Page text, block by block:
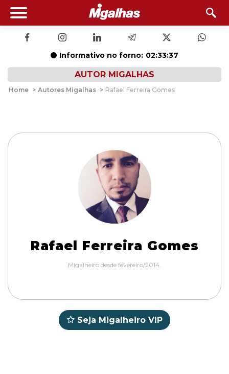
Informativo no forno: 02:33:37
AUTOR MIGALHAS
Home > Autores Migalhas > Rafael Ferreira Gomes
Rafael Ferreira Gomes
Migalheiro desde fevereiro/2014.
Seja Migalheiro VIP